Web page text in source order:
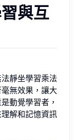
與互
靜坐學習乘法
無效果，讓大
動覺學習者，
解和記憶資訊